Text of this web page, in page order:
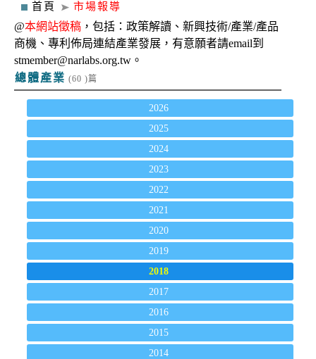
首頁 市場報導
@本網站徵稿 ，包括：政策解讀、新興技術/產業/產品
商機、專利佈局連結產業發展，有意願者請email到
stmember@narlabs.org.tw。
總體產業 (60 )篇
2026
2025
2024
2023
2022
2021
2020
2019
2018
2017
2016
2015
2014